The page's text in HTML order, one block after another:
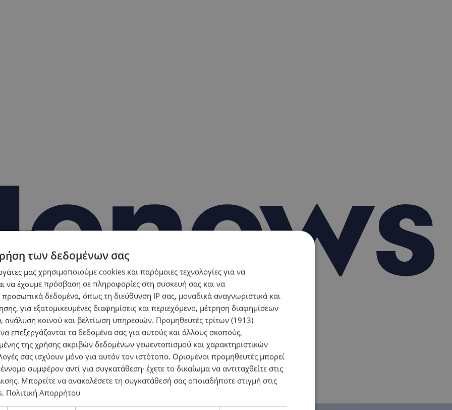
τα βραβεία AUTOCAR 2025
των δεδομένων σας
μας χρησιμοποιούμε cookies και παρόμοιες τεχνολογίες για να
να έχουμε πρόσβαση σε πληροφορίες στη συσκευή σας και να
προσωπικά δεδομένα, όπως τη διεύθυνση IP σας, μοναδικά αναγνωριστικά και
για εξατομικευμένες διαφημίσεις και περιεχόμενο, μέτρηση διαφημίσεων
ανάλυση κοινού και βελτίωση υπηρεσιών. Προμηθευτές τρίτων (1913)
να επεξεργάζονται τα δεδομένα σας για αυτούς και άλλους σκοπούς,
της χρήσης ακριβών δεδομένων γεωεντοπισμού και χαρακτηριστικών
σας ισχύουν μόνο για αυτόν τον ιστότοπο. Ορισμένοι προμηθευτές μπορεί
συμφέρον αντί για συγκατάθεση· έχετε το δικαίωμα να αντιταχθείτε στις
. Μπορείτε να ανακαλέσετε τη συγκατάθεσή σας οποιαδήποτε στιγμή στις
. Πολιτική Απορρήτου